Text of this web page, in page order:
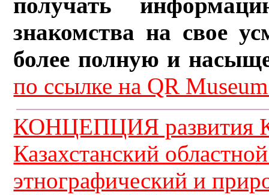
получать
знакомства на свое
более полную и
по ссылке на QR
КОНЦЕПЦИЯ развития
Казахстанский
этнографический и